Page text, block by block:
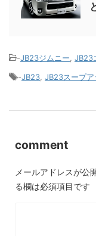
-JB23ジムニー JB23
-JB23 JB23スープア
comment
メールアドレスが公
る欄は必須項目です